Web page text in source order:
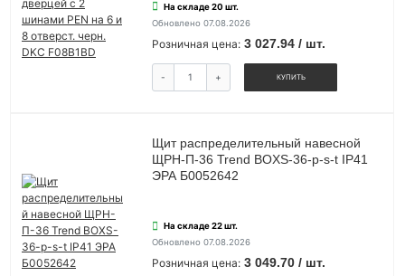
На складе 20 шт.
Обновлено 07.08.2026
Розничная цена: 3 027.94 / шт.
- + КУПИТЬ
Щит распределительный навесной
ЩРН-П-36 Trend BOXS-36-p-s-t IP41
ЭРА Б0052642
На складе 22 шт.
Обновлено 07.08.2026
Розничная цена: 3 049.70 / шт.